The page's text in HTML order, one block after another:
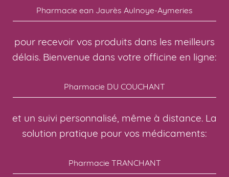
Pharmacie ean Jaurès Aulnoye-Aymeries
pour recevoir vos produits dans les meilleurs
délais. Bienvenue dans votre officine en ligne:
Pharmacie DU COUCHANT
et un suivi personnalisé, même à distance. La
solution pratique pour vos médicaments:
Pharmacie TRANCHANT